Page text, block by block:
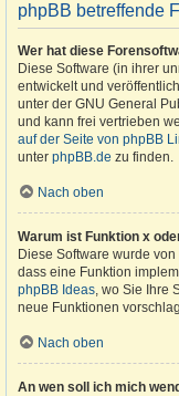
phpBB betreffende
Wer hat diese
Diese Software (in ihrer
entwickelt und
unter der GNU General
und kann frei vertrieben
auf der Seite von phpBB
unter phpBB.de zu finden.
Nach oben
Warum ist Funktion x
Diese Software wurde
dass eine Funktion
phpBB Ideas, wo Sie Ihre
neue Funktionen
Nach oben
An wen soll ich mich